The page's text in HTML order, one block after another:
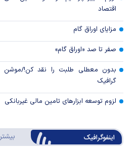
اقتصاد
مزایای اوراق گام
صفر تا صد «اوراق گام»
بدون معطلی طلبت را نقد کن!/موشن
گرافیک
لزوم توسعه ابزارهای تامین مالی غیربانکی
اینفوگرافیک بیشتر